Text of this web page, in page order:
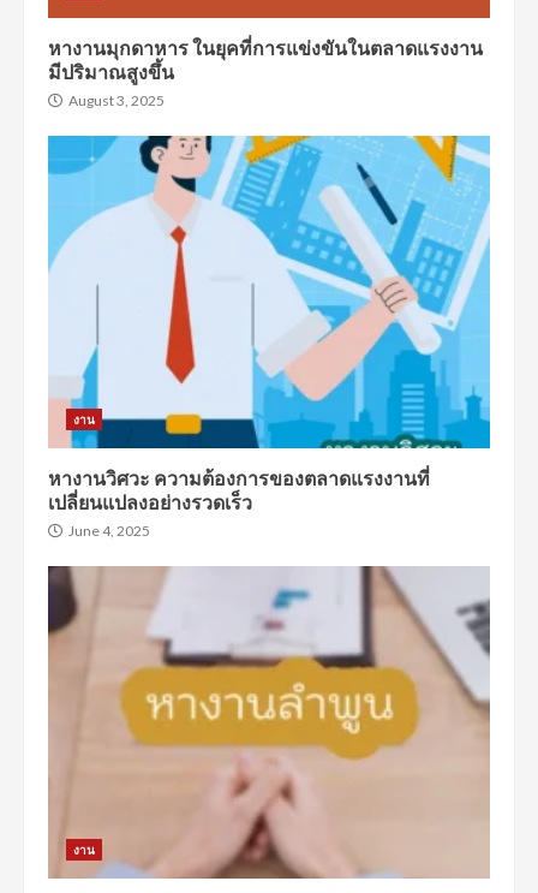
หางานมุกดาหาร ในยุคที่การแข่งขันในตลาดแรงงาน
มีปริมาณสูงขึ้น
August 3, 2025
งาน
หางานวิศวะ ความต้องการของตลาดแรงงานที่
เปลี่ยนแปลงอย่างรวดเร็ว
June 4, 2025
งาน